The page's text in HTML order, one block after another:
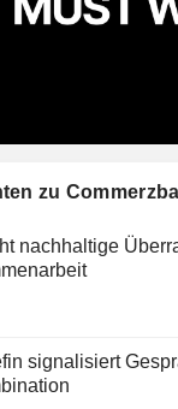
zu
nachhaltige
signalisiert